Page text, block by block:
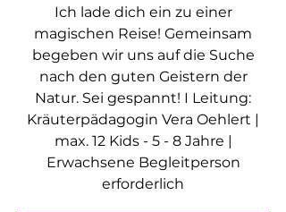
Ich lade dich ein zu einer
magischen Reise! Gemeinsam
begeben wir uns auf die Suche
nach den guten Geistern der
Natur. Sei gespannt! I Leitung:
Kräuterpädagogin Vera Oehlert |
max. 12 Kids - 5 - 8 Jahre |
Erwachsene Begleitperson
erforderlich